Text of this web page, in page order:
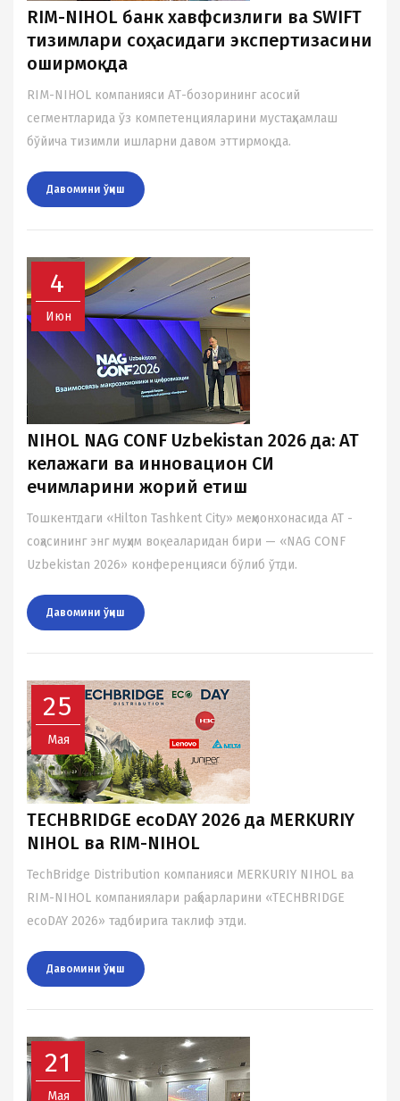
RIM-NIHOL банк хавфсизлиги ва SWIFT
тизимлари соҳасидаги экспертизасини
оширмоқда
RIM-NIHOL компанияси AТ-бозорининг асосий
сегментларида ўз компетенцияларини мустаҳкамлаш
бўйича тизимли ишларни давом эттирмоқда.
Давомини ўқиш
4
Июн
NIHOL NAG CONF Uzbekistan 2026 да: АТ
келажаги ва инновацион СИ
ечимларини жорий етиш
Тошкентдаги «Hilton Tashkent City» меҳмонхонасида АТ -
соҳасининг энг муҳим воқеаларидан бири — «NAG CONF
Uzbekistan 2026» конференцияси бўлиб ўтди.
Давомини ўқиш
25
Мая
TECHBRIDGE ecoDAY 2026 да MERKURIY
NIHOL ва RIM-NIHOL
TechBridge Distribution компанияси MERKURIY NIHOL ва
RIM-NIHOL компаниялари раҳбарларини «TECHBRIDGE
ecoDAY 2026» тадбирига таклиф этди.
Давомини ўқиш
21
Мая